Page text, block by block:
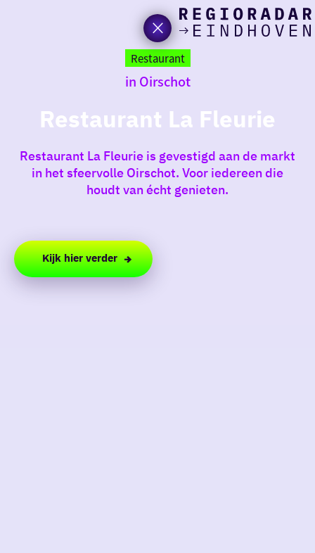
naar
de
homepage
Restaurant
in Oirschot
Restaurant La Fleurie
Restaurant La Fleurie is gevestigd aan de markt
in het sfeervolle Oirschot. Voor iedereen die
houdt van écht genieten.
Kijk hier verder
Ik heb
iets
de